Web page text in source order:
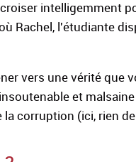
intelligemment
Rachel, l'étudiante
vers une vérité que
et
la corruption (ici, rien